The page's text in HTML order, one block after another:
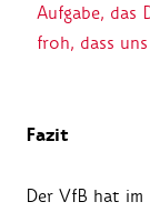
Aufgabe, das
froh, dass
Fazit
Der VfB hat im